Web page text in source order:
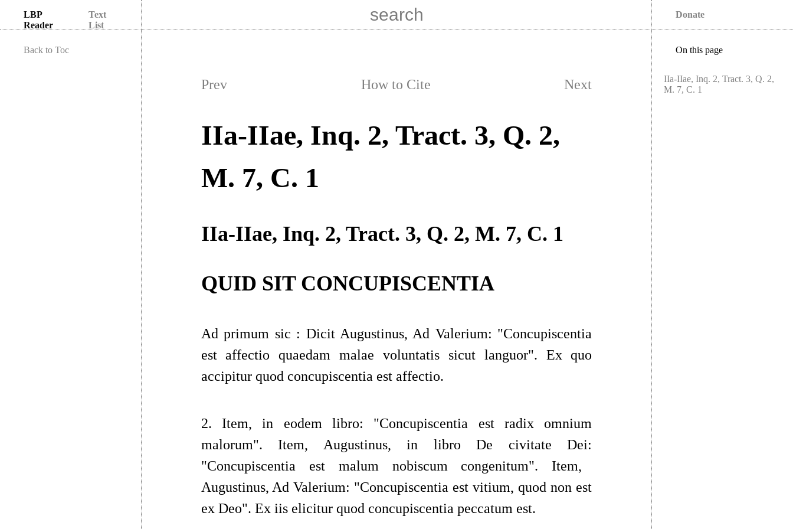
LBP
Reader
Text
List
Donate
Back to Toc
Prev How to Cite Next
IIa-IIae, Inq. 2, Tract. 3, Q. 2,
M. 7, C. 1
IIa-IIae, Inq. 2, Tract. 3, Q. 2, M. 7, C. 1
QUID SIT CONCUPISCENTIA
Ad primum sic : DicitAugustinus, Ad Valerium: "Concupiscentia
est affectio quaedam malae voluntatis sicut languor". Ex quo
accipitur quod concupiscentia est affectio.
2. Item, in eodem libro: "Concupiscentia est radix omnium
malorum". Item, Augustinus, in libro De civitate Dei:
"Concupiscentia est malum nobiscum congenitum". Item,
Augustinus, Ad Valerium: "Concupiscentia est vitium, quod non est
ex Deo". Ex iis elicitur quod concupiscentia peccatum est.
On this page
IIa-IIae, Inq. 2, Tract. 3, Q. 2,
M. 7, C. 1